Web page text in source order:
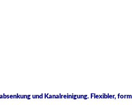
und Kanalreinigung. Flexibler,